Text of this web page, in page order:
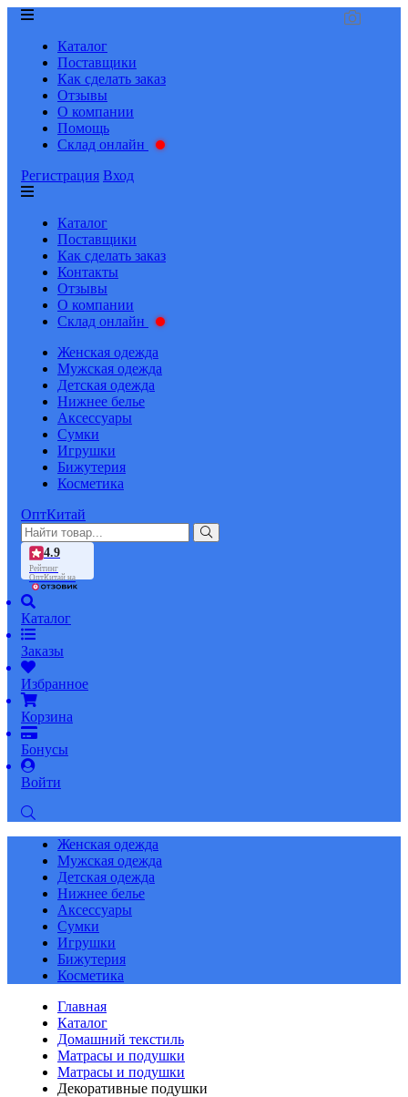
Каталог
Поставщики
Как сделать заказ
Отзывы
О компании
Помощь
Склад онлайн
Регистрация Вход
Каталог
Поставщики
Как сделать заказ
Контакты
Отзывы
О компании
Склад онлайн
Женская одежда
Мужская одежда
Детская одежда
Нижнее белье
Аксессуары
Сумки
Игрушки
Бижутерия
Косметика
ОптКитай
4.9
Рейтинг
ОптКитай на
Каталог
Заказы
Избранное
Корзина
Бонусы
Войти
Женская одежда
Мужская одежда
Детская одежда
Нижнее белье
Аксессуары
Сумки
Игрушки
Бижутерия
Косметика
Главная
Каталог
Домашний текстиль
Матрасы и подушки
Матрасы и подушки
Декоративные подушки